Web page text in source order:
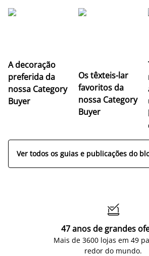
A decoração
preferida da
nossa Category
Buyer
Os têxteis-lar
favoritos da
nossa Category
Buyer
Ver todos os guias e publicações do

47 anos de grandes
Mais de 3600 lojas em 49
redor do mundo.